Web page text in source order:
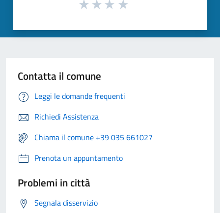
Contatta il comune
Leggi le domande frequenti
Richiedi Assistenza
Chiama il comune +39 035 661027
Prenota un appuntamento
Problemi in città
Segnala disservizio